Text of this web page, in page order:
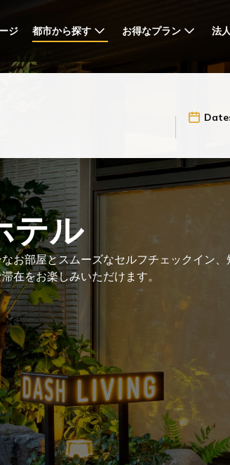
ジ 都市から探す お得なプラン 法
テル
お部屋とスムーズなセルフチェックイン、
在をお楽しみいただけます。